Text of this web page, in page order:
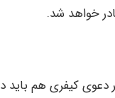
خواهد شد.
دعوی کیفری هم باید